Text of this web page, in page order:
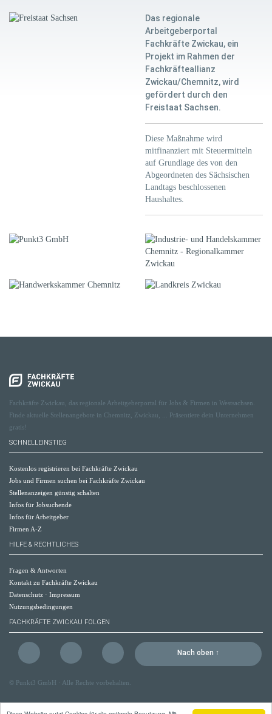
Das regionale
Arbeitgeberportal
Fachkräfte Zwickau, ein
Projekt im Rahmen der
Fachkräfteallianz
Zwickau/Chemnitz, wird
gefördert durch den
Freistaat Sachsen.
Diese Maßnahme wird
mitfinanziert mit Steuermitteln
auf Grundlage des von den
Abgeordneten des Sächsischen
Landtags beschlossenen
Haushaltes.
Fachkräfte Zwickau, das regionale Arbeitgeberportal für Jobs & Firmen in Westsachsen.
Finde aktuelle Stellenangebote in Chemnitz, Zwickau, ... Präsentiere dein Unternehmen
gratis!
SCHNELLEINSTIEG
Kostenlos registrieren bei Fachkräfte Zwickau
Jobs und Firmen suchen bei Fachkräfte Zwickau
Stellenanzeigen günstig schalten
Infos für Jobsuchende
Infos für Arbeitgeber
Firmen A-Z
HILFE & RECHTLICHES
Fragen & Antworten
Kontakt zu Fachkräfte Zwickau
Datenschutz · Impressum
Nutzungsbedingungen
FACHKRÄFTE ZWICKAU FOLGEN
Nach oben ↑
© Punkt3 GmbH · Alle Rechte vorbehalten.